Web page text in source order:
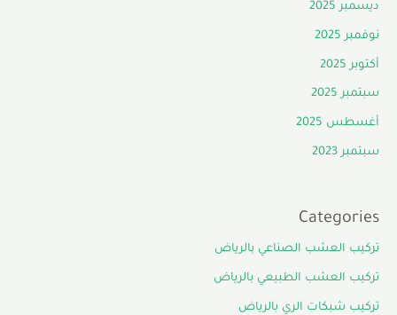
ديسمبر 2025
نوفمبر 2025
أكتوبر 2025
سبتمبر 2025
أغسطس 2025
سبتمبر 2023
Categories
تركيب العشب الصناعي بالرياض
تركيب العشب الطبيعي بالرياض
تركيب شبكات الري بالرياض